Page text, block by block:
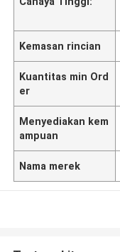
Kemasan rincian
Kuantitas min Ord
er
Menyediakan kem
ampuan
Nama merek